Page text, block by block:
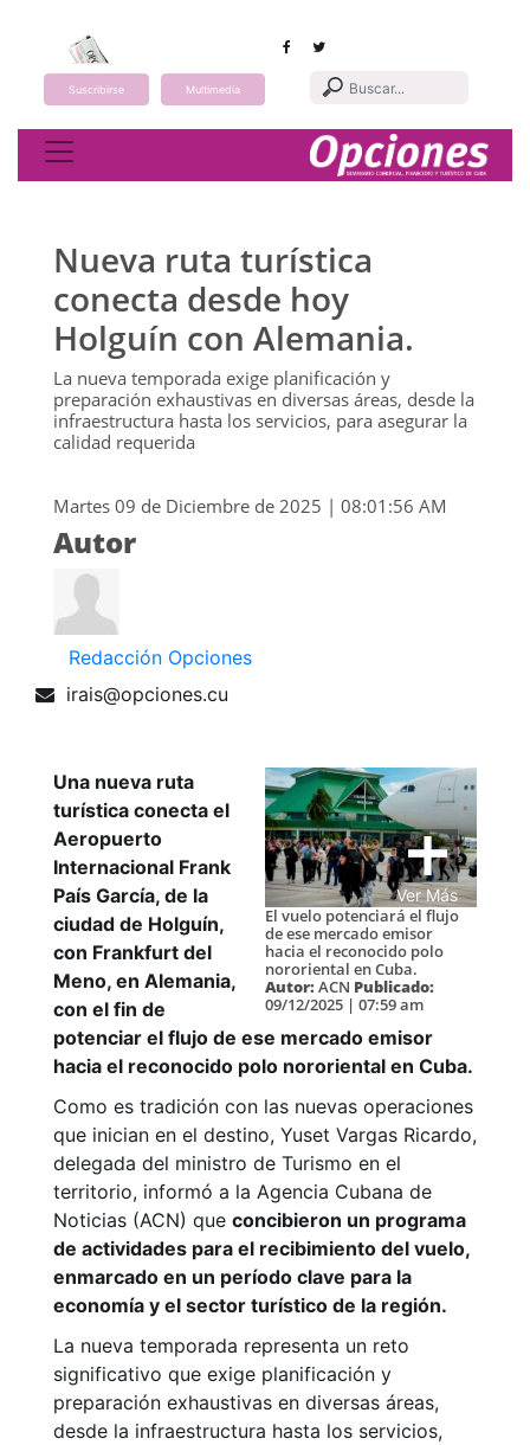
Suscribirse Multimedia
Toggle navigation
Nueva ruta turística
conecta desde hoy
Holguín con Alemania.
La nueva temporada exige planificación y
preparación exhaustivas en diversas áreas, desde la
infraestructura hasta los servicios, para asegurar la
calidad requerida
Martes 09 de Diciembre de 2025 | 08:01:56 AM
Autor
Redacción Opciones
irais@opciones.cu
Ver Más
El vuelo potenciará el flujo
de ese mercado emisor
hacia el reconocido polo
nororiental en Cuba.
Autor: ACN Publicado:
09/12/2025 | 07:59 am
Una nueva ruta
turística conecta el
Aeropuerto
Internacional Frank
País García, de la
ciudad de Holguín,
con Frankfurt del
Meno, en Alemania,
con el fin de
potenciar el flujo de ese mercado emisor
hacia el reconocido polo nororiental en Cuba.
Como es tradición con las nuevas operaciones
que inician en el destino, Yuset Vargas Ricardo,
delegada del ministro de Turismo en el
territorio, informó a la Agencia Cubana de
Noticias (ACN) que concibieron un programa
de actividades para el recibimiento del vuelo,
enmarcado en un período clave para la
economía y el sector turístico de la región.
La nueva temporada representa un reto
significativo que exige planificación y
preparación exhaustivas en diversas áreas,
desde la infraestructura hasta los servicios,